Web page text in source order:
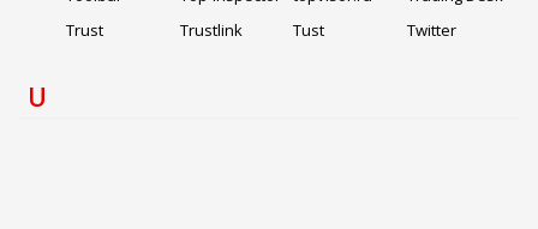
Trust
Trustlink Tust Twitter
U